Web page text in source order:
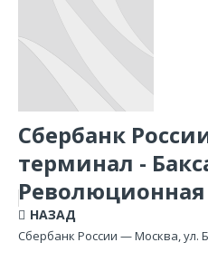
Сбербанк
терминал -
Революционная
НАЗАД
Сбербанк России — Москва, ул.